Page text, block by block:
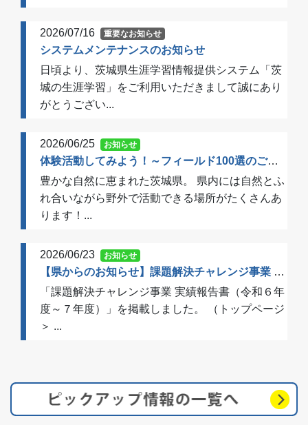
2026/07/16 重要なお知らせ
システムメンテナンスのお知らせ
日頃より、茨城県生涯学習情報提供システム「茨
城の生涯学習」をご利用いただきまして誠にあり
がとうござい...
2026/06/25 お知らせ
体験活動してみよう！～フィールド100選のご案内～
豊かな自然に恵まれた茨城県。 県内には自然とふ
れ合いながら野外で活動できる場所がたくさんあ
ります！...
2026/06/23 お知らせ
【県からのお知らせ】課題解決チャレンジ事業 実績報告書（令和６年度～７年度）を掲載しました
「課題解決チャレンジ事業 実績報告書（令和６年
度～７年度）」を掲載しました。 （トップページ
＞ ...